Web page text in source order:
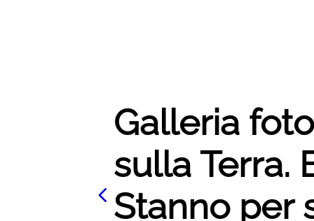
Galleria
sulla Terra.
Stanno per